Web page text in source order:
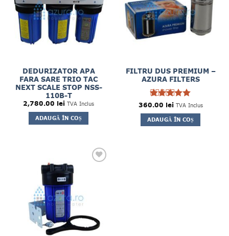
DEDURIZATOR APA
FARA SARE TRIO TAC
NEXT SCALE STOP NSS-
110B-T
2,780.00 lei TVA Inclus
ADAUGĂ ÎN COȘ
FILTRU DUS PREMIUM –
AZURA FILTERS
Evaluat la
5din 5
360.00 lei TVA Inclus
ADAUGĂ ÎN COȘ